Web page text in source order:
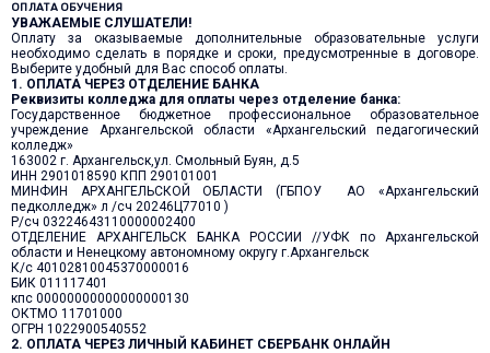
ОПЛАТА ОБУЧЕНИЯ
УВАЖАЕМЫЕ СЛУШАТЕЛИ!
Оплату за оказываемые дополнительные образовательные услуги
необходимо сделать в порядке и сроки, предусмотренные в договоре.
Выберите удобный для Вас способ оплаты.
1. ОПЛАТА ЧЕРЕЗ ОТДЕЛЕНИЕ БАНКА
Реквизиты колледжа для оплаты через отделение банка:
Государственное бюджетное профессиональное образовательное
учреждение Архангельской области «Архангельский педагогический
колледж»
163002 г. Архангельск,ул. Смольный Буян, д.5
ИНН 2901018590 КПП 290101001
МИНФИН АРХАНГЕЛЬСКОЙ ОБЛАСТИ (ГБПОУ АО «Архангельский
педколледж» л /сч 20246Ц77010 )
Р/сч 03224643110000002400
ОТДЕЛЕНИЕ АРХАНГЕЛЬСК БАНКА РОССИИ //УФК по Архангельской
области и Ненецкому автономному округу г.Архангельск
К/с 40102810045370000016
БИК 011117401
кпс 00000000000000000130
ОКТМО 11701000
ОГРН 1022900540552
2. ОПЛАТА ЧЕРЕЗ ЛИЧНЫЙ КАБИНЕТ СБЕРБАНК ОНЛАЙН